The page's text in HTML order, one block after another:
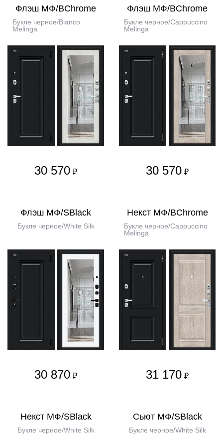
Флэш МФ/BChrome
Букле черное/Bianco
Melinga
30 570 ₽
Флэш МФ/BChrome
Букле черное/Cappuccino
Melinga
30 570 ₽
Флэш МФ/SBlack
Букле черное/White Silk
30 870 ₽
Некст МФ/BChrome
Букле черное/Cappuccino
Melinga
31 170 ₽
Некст МФ/SBlack
Букле черное/White Silk
Сьют МФ/SBlack
Букле черное/White Silk